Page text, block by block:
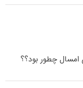
چطور بود؟؟